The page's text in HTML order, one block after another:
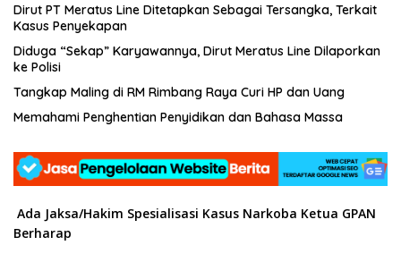
Dirut PT Meratus Line Ditetapkan Sebagai Tersangka, Terkait
Kasus Penyekapan
Diduga “Sekap” Karyawannya, Dirut Meratus Line Dilaporkan
ke Polisi
Tangkap Maling di RM Rimbang Raya Curi HP dan Uang
Memahami Penghentian Penyidikan dan Bahasa Massa
Ada Jaksa/Hakim Spesialisasi Kasus Narkoba Ketua GPAN
Berharap